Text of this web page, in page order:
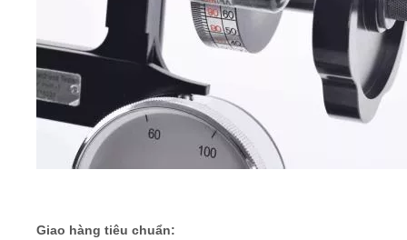
Giao hàng tiêu chuẩn: